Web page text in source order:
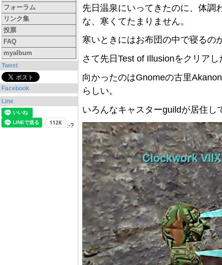
フォーラム
リンク集
投票
FAQ
myalbum
Tweet
Facebook
Line
:-?
先日温泉にいってきたのに、体調
な、寒くてたまりません。
寒いときにはお布団の中で寝るの
さて先日Test of Illusionをクリア
向かったのはGnomeの古里
らしい。
いろんなキャスターguildが居住